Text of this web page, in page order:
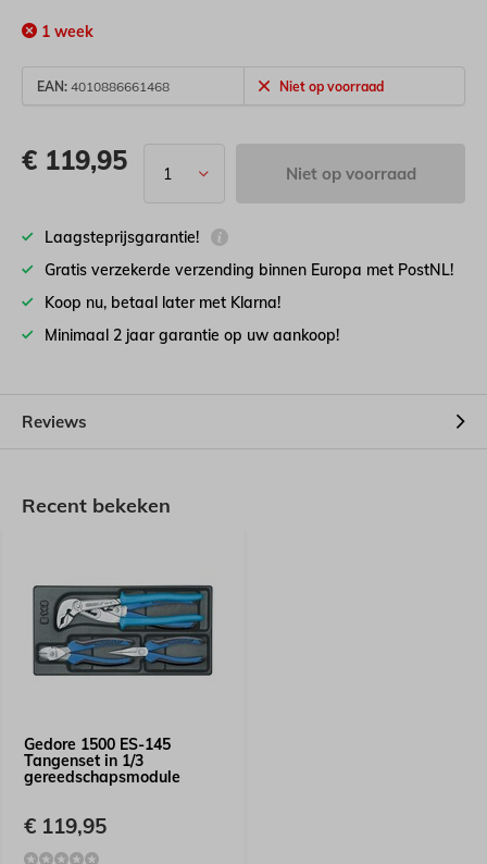
1 week
EAN: 4010886661468 Niet op voorraad
€ 119,95 Niet op voorraad
Laagsteprijsgarantie!
Gratis verzekerde verzending binnen Europa met PostNL!
Koop nu, betaal later met Klarna!
Minimaal 2 jaar garantie op uw aankoop!
Reviews
Recent bekeken
Gedore 1500 ES-145
Tangenset in 1/3
gereedschapsmodule
€ 119,95